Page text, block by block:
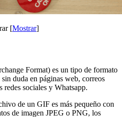
[Mostrar]
Format) es un tipo de formato
duda en páginas web, correos
redes sociales y Whatsapp.
de un GIF es más pequeño con
de imagen JPEG o PNG, los